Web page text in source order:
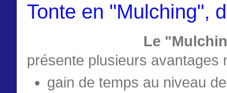
Tonte en "Mulching",
Le
présente plusieurs avantages
gain de temps au niveau